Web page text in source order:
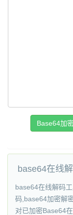
base64在线
base64在线解码
码,base64加密解
对已加密Base64